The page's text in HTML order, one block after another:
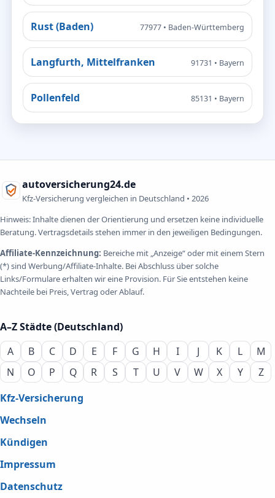
Rust (Baden) 77977 • Baden-Württemberg
Langfurth, Mittelfranken 91731 • Bayern
Pollenfeld 85131 • Bayern
autoversicherung24.de
Kfz-Versicherung vergleichen in Deutschland • 2026
Hinweis: Inhalte dienen der Orientierung und ersetzen keine individuelle
Beratung. Vertragsdetails stehen immer in den jeweiligen Bedingungen.
Affiliate-Kennzeichnung: Bereiche mit „Anzeige“ oder mit einem Stern
(*) sind Werbung/Affiliate-Inhalte. Bei Abschluss über solche
Links/Formulare erhalten wir eine Provision. Für Sie entstehen keine
Nachteile bei Preis, Vertrag oder Ablauf.
A–Z Städte (Deutschland)
A
B C D E F G H I J K L
M
N
O P Q R S T U V W X Y
Z
Kfz-Versicherung
Wechseln
Kündigen
Impressum
Datenschutz